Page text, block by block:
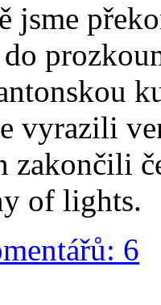
jsme
vyrazili
zakončili
of lights.
6